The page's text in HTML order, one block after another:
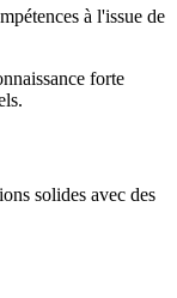
à l'issue de
forte
solides avec des